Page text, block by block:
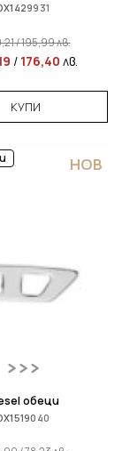
/195,99лв.
/ 176,40 лв.
КУПИ
НОВ
обеци